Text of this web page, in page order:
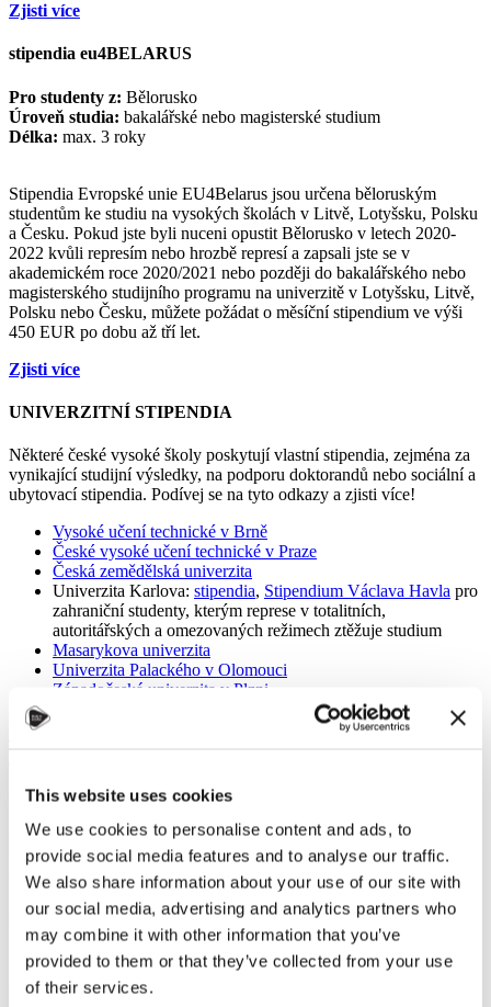
This website uses cookies
We use cookies to personalise content and ads, to
provide social media features and to analyse our traffic.
We also share information about your use of our site with
our social media, advertising and analytics partners who
may combine it with other information that you’ve
provided to them or that they’ve collected from your use
of their services.
Zjisti více
stipendia eu4BELARUS
Pro studenty z: Bělorusko
Úroveň studia: bakalářské nebo magisterské studium
Délka: max. 3 roky
Stipendia Evropské unie EU4Belarus jsou určena běloruským
studentům ke studiu na vysokých školách v Litvě, Lotyšsku, Polsku
a Česku. Pokud jste byli nuceni opustit Bělorusko v letech 2020-
2022 kvůli represím nebo hrozbě represí a zapsali jste se v
akademickém roce 2020/2021 nebo později do bakalářského nebo
magisterského studijního programu na univerzitě v Lotyšsku, Litvě,
Polsku nebo Česku, můžete požádat o měsíční stipendium ve výši
450 EUR po dobu až tří let.
Zjisti více
UNIVERZITNÍ STIPENDIA
Některé české vysoké školy poskytují vlastní stipendia, zejména za
vynikající studijní výsledky, na podporu doktorandů nebo sociální a
ubytovací stipendia. Podívej se na tyto odkazy a zjisti více!
Vysoké učení technické v Brně
České vysoké učení technické v Praze
Česká zemědělská univerzita
Univerzita Karlova: stipendia, Stipendium Václava Havla pro
zahraniční studenty, kterým represe v totalitních,
autoritářských a omezovaných režimech ztěžuje studium
Masarykova univerzita
Univerzita Palackého v Olomouci
Západočeská univerzita v Plzni
2. STIPENDIA PRO STUDIJNÍ nebo VÝZKUMNÉ
POBYTY
STIPENDIA v rámci mezivládních smluv
Pro studenty ze:
způsobilé země pro 2026/2027
Úroveň studia:bakalářské, magisterské a doktorské studium
Délka:2 až 10 měsíců
Ministerstvo školství, mládeže a tělovýchovy každoročně nabízí